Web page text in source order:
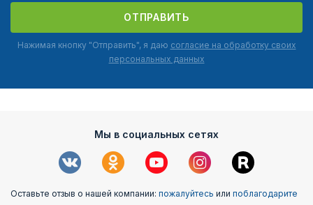
ОТПРАВИТЬ
Нажимая кнопку "Отправить", я даю согласие на обработку своих
персональных данных
Мы в социальных сетях
Оставьте отзыв о нашей компании: пожалуйтесь или поблагодарите